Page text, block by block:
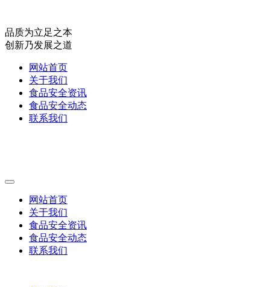
品质为立足之本
创新乃发展之道
网站首页
关于我们
食品安全资讯
食品安全动态
联系我们
网站首页
关于我们
食品安全资讯
食品安全动态
联系我们